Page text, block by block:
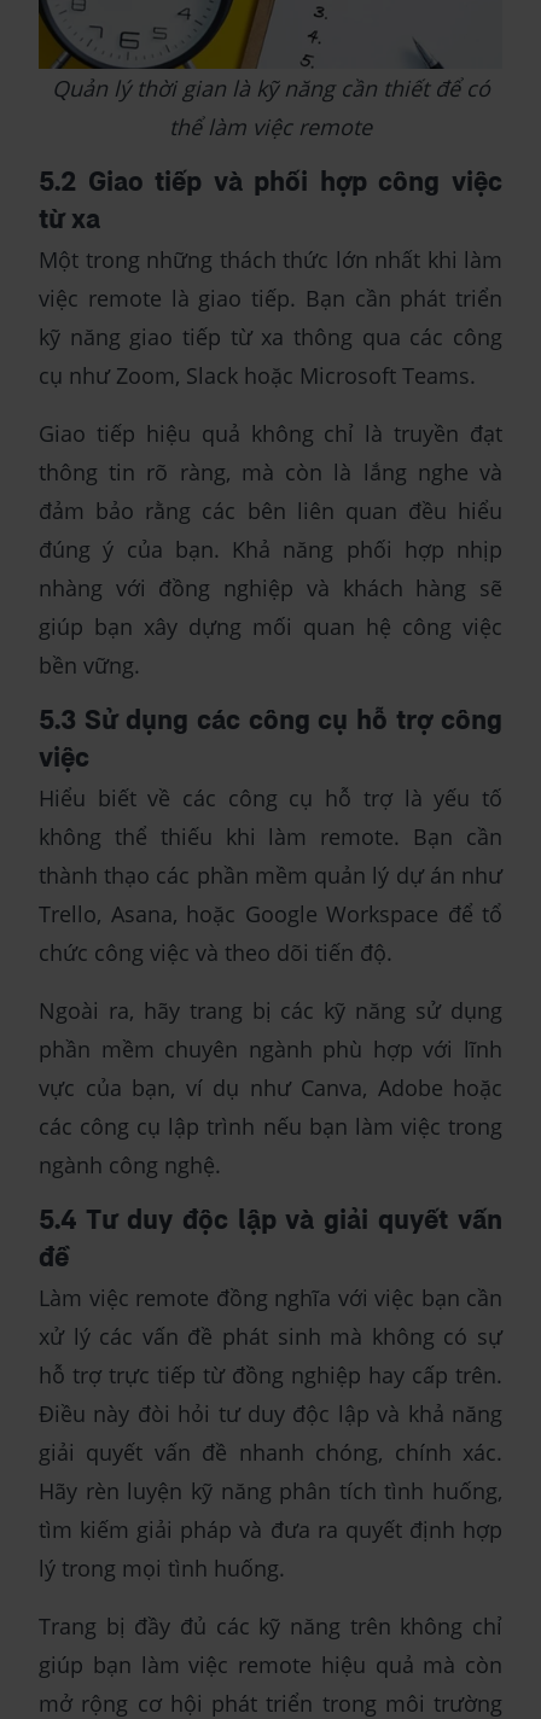
Quản lý thời gian là kỹ năng cần thiết để có
thể làm việc remote
5.2 Giao tiếp và phối hợp công việc
từ xa
Một trong những thách thức lớn nhất khi làm
việc remote là giao tiếp. Bạn cần phát triển
kỹ năng giao tiếp từ xa thông qua các công
cụ như Zoom, Slack hoặc Microsoft Teams.
Giao tiếp hiệu quả không chỉ là truyền đạt
thông tin rõ ràng, mà còn là lắng nghe và
đảm bảo rằng các bên liên quan đều hiểu
đúng ý của bạn. Khả năng phối hợp nhịp
nhàng với đồng nghiệp và khách hàng sẽ
giúp bạn xây dựng mối quan hệ công việc
bền vững.
5.3 Sử dụng các công cụ hỗ trợ công
việc
Hiểu biết về các công cụ hỗ trợ là yếu tố
không thể thiếu khi làm remote. Bạn cần
thành thạo các phần mềm quản lý dự án như
Trello, Asana, hoặc Google Workspace để tổ
chức công việc và theo dõi tiến độ.
Ngoài ra, hãy trang bị các kỹ năng sử dụng
phần mềm chuyên ngành phù hợp với lĩnh
vực của bạn, ví dụ như Canva, Adobe hoặc
các công cụ lập trình nếu bạn làm việc trong
ngành công nghệ.
5.4 Tư duy độc lập và giải quyết vấn
đề
Làm việc remote đồng nghĩa với việc bạn cần
xử lý các vấn đề phát sinh mà không có sự
hỗ trợ trực tiếp từ đồng nghiệp hay cấp trên.
Điều này đòi hỏi tư duy độc lập và khả năng
giải quyết vấn đề nhanh chóng, chính xác.
Hãy rèn luyện kỹ năng phân tích tình huống,
tìm kiếm giải pháp và đưa ra quyết định hợp
lý trong mọi tình huống.
Trang bị đầy đủ các kỹ năng trên không chỉ
giúp bạn làm việc remote hiệu quả mà còn
mở rộng cơ hội phát triển trong môi trường